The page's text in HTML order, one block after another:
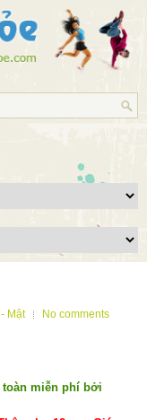
Mật
No comments
toàn miễn phí bởi